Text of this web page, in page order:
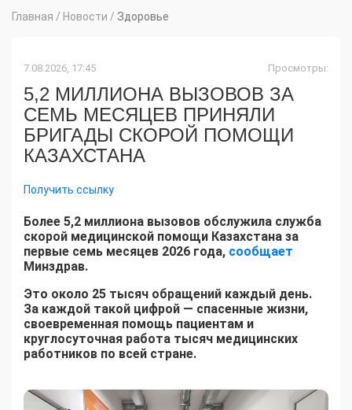
Главная / Новости / Здоровье
7.08.2026, 17:45 Просмотры:
5,2 МИЛЛИОНА ВЫЗОВОВ ЗА
СЕМЬ МЕСЯЦЕВ ПРИНЯЛИ
БРИГАДЫ СКОРОЙ ПОМОЩИ
КАЗАХСТАНА
Получить ссылку
Более 5,2 миллиона вызовов обслужила служба
скорой медицинской помощи Казахстана за
первые семь месяцев 2026 года, сообщает
Минздрав.
Это около 25 тысяч обращений каждый день.
За каждой такой цифрой — спасенные жизни,
своевременная помощь пациентам и
круглосуточная работа тысяч медицинских
работников по всей стране.